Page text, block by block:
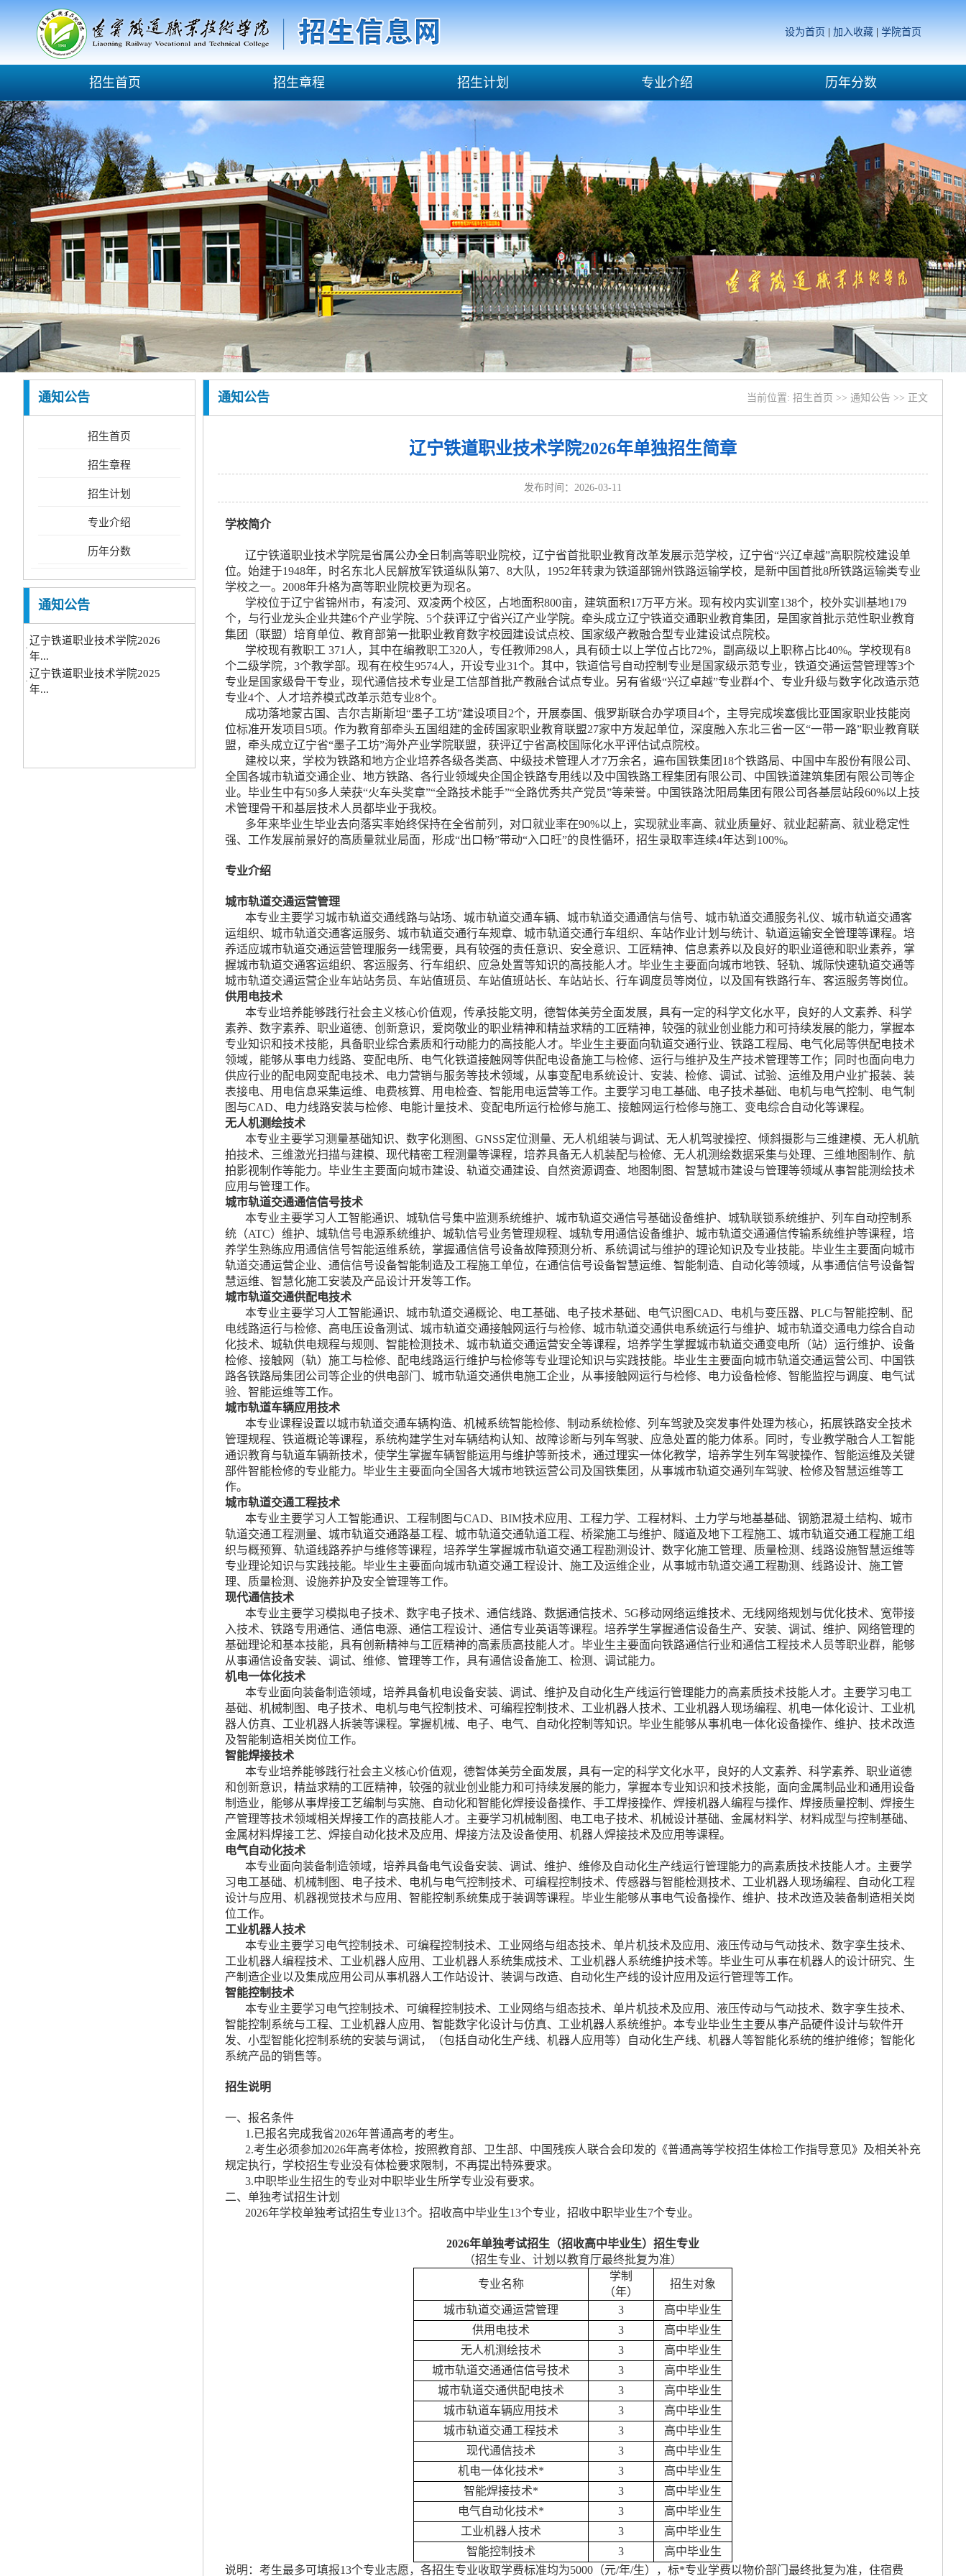
设为首页 加入收藏 学院首页
招生首页 招生章程 招生计划 专业介绍 历年分数
通知公告
招生首页
招生章程
招生计划
专业介绍
历年分数
通知公告
辽宁铁道职业技术学院2026
年...
·
辽宁铁道职业技术学院2025
年...
当前位置: 招生首页 >> 通知公告 >> 正文
通知公告
辽宁铁道职业技术学院2026年单独招生简章
发布时间：2026-03-11
学校简介
辽宁铁道职业技术学院是省属公办全日制高等职业院校，辽宁省首批职业教育改革发展示范学校，辽宁省“兴辽卓越”高职院校建设单
位。始建于1948年，时名东北人民解放军铁道纵队第7、8大队，1952年转隶为铁道部锦州铁路运输学校，是新中国首批8所铁路运输类专业
学校之一。2008年升格为高等职业院校更为现名。
学校位于辽宁省锦州市，有凌河、双凌两个校区，占地面积800亩，建筑面积17万平方米。现有校内实训室138个，校外实训基地179
个，与行业龙头企业共建6个产业学院、5个获评辽宁省兴辽产业学院。牵头成立辽宁铁道交通职业教育集团，是国家首批示范性职业教育
集团（联盟）培育单位、教育部第一批职业教育数字校园建设试点校、国家级产教融合型专业建设试点院校。
学校现有教职工 371人，其中在编教职工320人，专任教师298人，具有硕士以上学位占比72%，副高级以上职称占比40%。学校现有8
个二级学院，3个教学部。现有在校生9574人，开设专业31个。其中，铁道信号自动控制专业是国家级示范专业，铁道交通运营管理等3个
专业是国家级骨干专业，现代通信技术专业是工信部首批产教融合试点专业。另有省级“兴辽卓越”专业群4个、专业升级与数字化改造示范
专业4个、人才培养模式改革示范专业8个。
成功落地蒙古国、吉尔吉斯斯坦“墨子工坊”建设项目2个，开展泰国、俄罗斯联合办学项目4个，主导完成埃塞俄比亚国家职业技能岗
位标准开发项目5项。作为教育部牵头五国组建的金砖国家职业教育联盟27家中方发起单位，深度融入东北三省一区“一带一路”职业教育联
盟，牵头成立辽宁省“墨子工坊”海外产业学院联盟，获评辽宁省高校国际化水平评估试点院校。
建校以来，学校为铁路和地方企业培养各级各类高、中级技术管理人才7万余名，遍布国铁集团18个铁路局、中国中车股份有限公司、
全国各城市轨道交通企业、地方铁路、各行业领域央企国企铁路专用线以及中国铁路工程集团有限公司、中国铁道建筑集团有限公司等企
业。毕业生中有50多人荣获“火车头奖章”“全路技术能手”“全路优秀共产党员”等荣誉。中国铁路沈阳局集团有限公司各基层站段60%以上技
术管理骨干和基层技术人员都毕业于我校。
多年来毕业生毕业去向落实率始终保持在全省前列，对口就业率在90%以上，实现就业率高、就业质量好、就业起薪高、就业稳定性
强、工作发展前景好的高质量就业局面，形成“出口畅”带动“入口旺”的良性循环，招生录取率连续4年达到100%。
专业介绍
城市轨道交通运营管理
本专业主要学习城市轨道交通线路与站场、城市轨道交通车辆、城市轨道交通通信与信号、城市轨道交通服务礼仪、城市轨道交通客
运组织、城市轨道交通客运服务、城市轨道交通行车规章、城市轨道交通行车组织、车站作业计划与统计、轨道运输安全管理等课程。培
养适应城市轨道交通运营管理服务一线需要，具有较强的责任意识、安全意识、工匠精神、信息素养以及良好的职业道德和职业素养，掌
握城市轨道交通客运组织、客运服务、行车组织、应急处置等知识的高技能人才。毕业生主要面向城市地铁、轻轨、城际快速轨道交通等
城市轨道交通运营企业车站站务员、车站值班员、车站值班站长、车站站长、行车调度员等岗位，以及国有铁路行车、客运服务等岗位。
供用电技术
本专业培养能够践行社会主义核心价值观，传承技能文明，德智体美劳全面发展，具有一定的科学文化水平，良好的人文素养、科学
素养、数字素养、职业道德、创新意识，爱岗敬业的职业精神和精益求精的工匠精神，较强的就业创业能力和可持续发展的能力，掌握本
专业知识和技术技能，具备职业综合素质和行动能力的高技能人才。毕业生主要面向轨道交通行业、铁路工程局、电气化局等供配电技术
领域，能够从事电力线路、变配电所、电气化铁道接触网等供配电设备施工与检修、运行与维护及生产技术管理等工作；同时也面向电力
供应行业的配电网变配电技术、电力营销与服务等技术领域，从事变配电系统设计、安装、检修、调试、试验、运维及用户业扩报装、装
表接电、用电信息采集运维、电费核算、用电检查、智能用电运营等工作。主要学习电工基础、电子技术基础、电机与电气控制、电气制
图与CAD、电力线路安装与检修、电能计量技术、变配电所运行检修与施工、接触网运行检修与施工、变电综合自动化等课程。
无人机测绘技术
本专业主要学习测量基础知识、数字化测图、GNSS定位测量、无人机组装与调试、无人机驾驶操控、倾斜摄影与三维建模、无人机航
拍技术、三维激光扫描与建模、现代精密工程测量等课程，培养具备无人机装配与检修、无人机测绘数据采集与处理、三维地图制作、航
拍影视制作等能力。毕业生主要面向城市建设、轨道交通建设、自然资源调查、地图制图、智慧城市建设与管理等领域从事智能测绘技术
应用与管理工作。
城市轨道交通通信信号技术
本专业主要学习人工智能通识、城轨信号集中监测系统维护、城市轨道交通信号基础设备维护、城轨联锁系统维护、列车自动控制系
统（ATC）维护、城轨信号电源系统维护、城轨信号业务管理规程、城轨专用通信设备维护、城市轨道交通通信传输系统维护等课程，培
养学生熟练应用通信信号智能运维系统，掌握通信信号设备故障预测分析、系统调试与维护的理论知识及专业技能。毕业生主要面向城市
轨道交通运营企业、通信信号设备智能制造及工程施工单位，在通信信号设备智慧运维、智能制造、自动化等领域，从事通信信号设备智
慧运维、智慧化施工安装及产品设计开发等工作。
城市轨道交通供配电技术
本专业主要学习人工智能通识、城市轨道交通概论、电工基础、电子技术基础、电气识图CAD、电机与变压器、PLC与智能控制、配
电线路运行与检修、高电压设备测试、城市轨道交通接触网运行与检修、城市轨道交通供电系统运行与维护、城市轨道交通电力综合自动
化技术、城轨供电规程与规则、智能检测技术、城市轨道交通运营安全等课程，培养学生掌握城市轨道交通变电所（站）运行维护、设备
检修、接触网（轨）施工与检修、配电线路运行维护与检修等专业理论知识与实践技能。毕业生主要面向城市轨道交通运营公司、中国铁
路各铁路局集团公司等企业的供电部门、城市轨道交通供电施工企业，从事接触网运行与检修、电力设备检修、智能监控与调度、电气试
验、智能运维等工作。
城市轨道车辆应用技术
本专业课程设置以城市轨道交通车辆构造、机械系统智能检修、制动系统检修、列车驾驶及突发事件处理为核心，拓展铁路安全技术
管理规程、铁道概论等课程，系统构建学生对车辆结构认知、故障诊断与列车驾驶、应急处置的能力体系。同时，专业教学融合人工智能
通识教育与轨道车辆新技术，使学生掌握车辆智能运用与维护等新技术，通过理实一体化教学，培养学生列车驾驶操作、智能运维及关键
部件智能检修的专业能力。毕业生主要面向全国各大城市地铁运营公司及国铁集团，从事城市轨道交通列车驾驶、检修及智慧运维等工
作。
城市轨道交通工程技术
本专业主要学习人工智能通识、工程制图与CAD、BIM技术应用、工程力学、工程材料、土力学与地基基础、钢筋混凝土结构、城市
轨道交通工程测量、城市轨道交通路基工程、城市轨道交通轨道工程、桥梁施工与维护、隧道及地下工程施工、城市轨道交通工程施工组
织与概预算、轨道线路养护与维修等课程，培养学生掌握城市轨道交通工程勘测设计、数字化施工管理、质量检测、线路设施智慧运维等
专业理论知识与实践技能。毕业生主要面向城市轨道交通工程设计、施工及运维企业，从事城市轨道交通工程勘测、线路设计、施工管
理、质量检测、设施养护及安全管理等工作。
现代通信技术
本专业主要学习模拟电子技术、数字电子技术、通信线路、数据通信技术、5G移动网络运维技术、无线网络规划与优化技术、宽带接
入技术、铁路专用通信、通信电源、通信工程设计、通信专业英语等课程。培养学生掌握通信设备生产、安装、调试、维护、网络管理的
基础理论和基本技能，具有创新精神与工匠精神的高素质高技能人才。毕业生主要面向铁路通信行业和通信工程技术人员等职业群，能够
从事通信设备安装、调试、维修、管理等工作，具有通信设备施工、检测、调试能力。
机电一体化技术
本专业面向装备制造领域，培养具备机电设备安装、调试、维护及自动化生产线运行管理能力的高素质技术技能人才。主要学习电工
基础、机械制图、电子技术、电机与电气控制技术、可编程控制技术、工业机器人技术、工业机器人现场编程、机电一体化设计、工业机
器人仿真、工业机器人拆装等课程。掌握机械、电子、电气、自动化控制等知识。毕业生能够从事机电一体化设备操作、维护、技术改造
及智能制造相关岗位工作。
智能焊接技术
本专业培养能够践行社会主义核心价值观，德智体美劳全面发展，具有一定的科学文化水平，良好的人文素养、科学素养、职业道德
和创新意识，精益求精的工匠精神，较强的就业创业能力和可持续发展的能力，掌握本专业知识和技术技能，面向金属制品业和通用设备
制造业，能够从事焊接工艺编制与实施、自动化和智能化焊接设备操作、手工焊接操作、焊接机器人编程与操作、焊接质量控制、焊接生
产管理等技术领域相关焊接工作的高技能人才。主要学习机械制图、电工电子技术、机械设计基础、金属材料学、材料成型与控制基础、
金属材料焊接工艺、焊接自动化技术及应用、焊接方法及设备使用、机器人焊接技术及应用等课程。
电气自动化技术
本专业面向装备制造领域，培养具备电气设备安装、调试、维护、维修及自动化生产线运行管理能力的高素质技术技能人才。主要学
习电工基础、机械制图、电子技术、电机与电气控制技术、可编程控制技术、传感器与智能检测技术、工业机器人现场编程、自动化工程
设计与应用、机器视觉技术与应用、智能控制系统集成于装调等课程。毕业生能够从事电气设备操作、维护、技术改造及装备制造相关岗
位工作。
工业机器人技术
本专业主要学习电气控制技术、可编程控制技术、工业网络与组态技术、单片机技术及应用、液压传动与气动技术、数字孪生技术、
工业机器人编程技术、工业机器人应用、工业机器人系统集成技术、工业机器人系统维护技术等。毕业生可从事在机器人的设计研究、生
产制造企业以及集成应用公司从事机器人工作站设计、装调与改造、自动化生产线的设计应用及运行管理等工作。
智能控制技术
本专业主要学习电气控制技术、可编程控制技术、工业网络与组态技术、单片机技术及应用、液压传动与气动技术、数字孪生技术、
智能控制系统与工程、工业机器人应用、智能数字化设计与仿真、工业机器人系统维护。本专业毕业生主要从事产品硬件设计与软件开
发、小型智能化控制系统的安装与调试，（包括自动化生产线、机器人应用等）自动化生产线、机器人等智能化系统的维护维修；智能化
系统产品的销售等。
招生说明
一、报名条件
1.已报名完成我省2026年普通高考的考生。
2.考生必须参加2026年高考体检，按照教育部、卫生部、中国残疾人联合会印发的《普通高等学校招生体检工作指导意见》及相关补充
规定执行，学校招生专业没有体检要求限制，不再提出特殊要求。
3.中职毕业生招生的专业对中职毕业生所学专业没有要求。
二、单独考试招生计划
2026年学校单独考试招生专业13个。招收高中毕业生13个专业，招收中职毕业生7个专业。
2026年单独考试招生（招收高中毕业生）招生专业
（招生专业、计划以教育厅最终批复为准）
专业名称
学制
（年）
招生对象
城市轨道交通运营管理 3
高中毕业生
供用电技术
3
高中毕业生
无人机测绘技术
3
高中毕业生
城市轨道交通通信信号技术
3
高中毕业生
城市轨道交通供配电技术
3
高中毕业生
城市轨道车辆应用技术
3
高中毕业生
城市轨道交通工程技术
3
高中毕业生
现代通信技术
3
高中毕业生
机电一体化技术*
3
高中毕业生
智能焊接技术*
3
高中毕业生
电气自动化技术*
3
高中毕业生
工业机器人技术
3
高中毕业生
智能控制技术
3
高中毕业生
说明：考生最多可填报13个专业志愿，各招生专业收取学费标准均为5000（元/年/生），标*专业学费以物价部门最终批复为准，住宿费